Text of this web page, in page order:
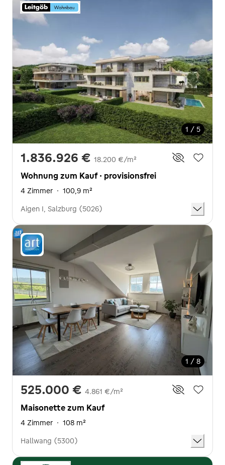
1 / 5
1.836.926 € 18.200 €/m²
Wohnung zum Kauf · provisionsfrei
4 Zimmer · 100,9 m²
Aigen I, Salzburg (5026)
1 / 8
525.000 € 4.861 €/m²
Maisonette zum Kauf
4 Zimmer · 108 m²
Hallwang (5300)